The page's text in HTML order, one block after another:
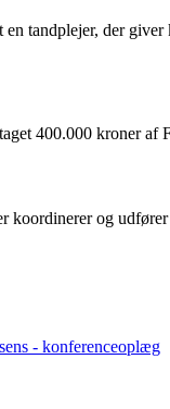
en tandplejer, der
400.000 kroner
koordinerer og
- konferenceoplæg